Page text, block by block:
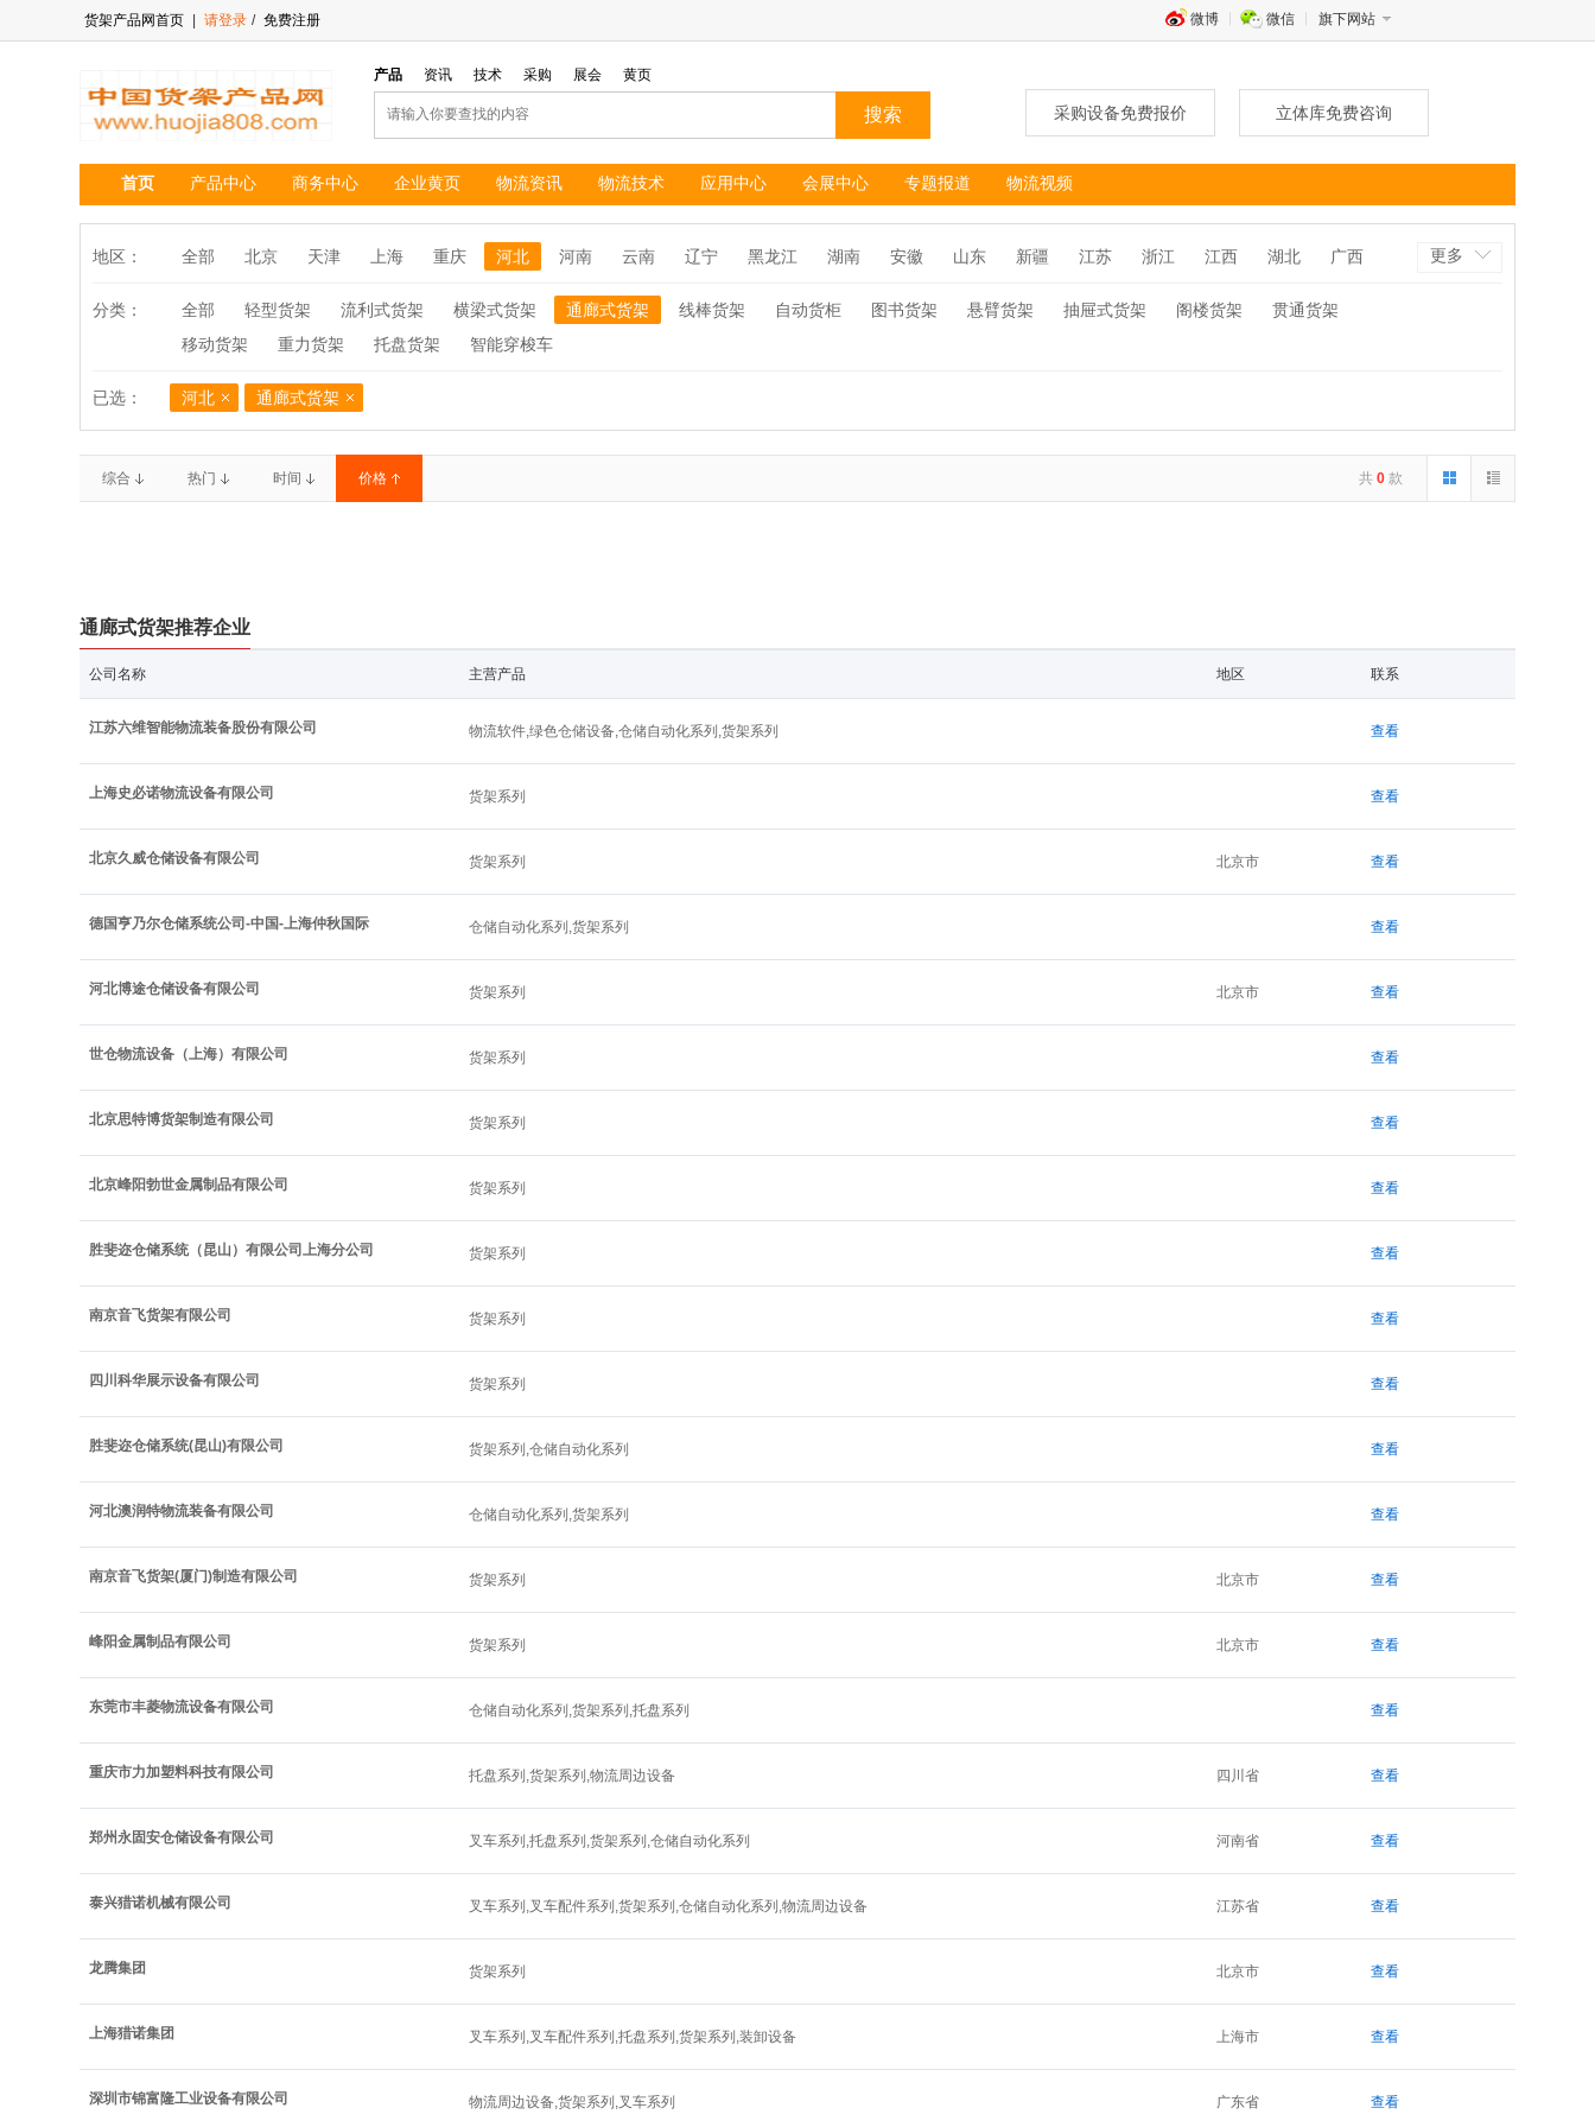
货架产品网首页 请登录 / 免费注册 微博 微信 旗下网站
产品 资讯 技术 采购 展会 黄页
立体库免费咨询
采购设备免费报价
首页 产品中心 商务中心 企业黄页 物流资讯 物流技术 应用中心 会展中心 专题报道 物流视频
地区： 全部 北京 天津 上海 重庆 河北 河南 云南 辽宁 黑龙江 湖南 安徽 山东 新疆 江苏 浙江 江西 湖北 广西 更多
分类： 全部 轻型货架 流利式货架 横梁式货架 通廊式货架 线棒货架 自动货柜 图书货架 悬臂货架 抽屉式货架 阁楼货架
贯通货架
移动货架
重力货架 托盘货架 智能穿梭车
已选： 河北 通廊式货架
共 0 款
综合 热门 时间 价格
通廊式货架推荐企业
公司名称 主营产品 地区 联系
江苏六维智能物流装备股份有限公司 物流软件,绿色仓储设备,仓储自动化系列,货架系列 查看
上海史必诺物流设备有限公司 货架系列 查看
北京久威仓储设备有限公司 货架系列 北京市 查看
德国亨乃尔仓储系统公司-中国-上海仲秋国际 仓储自动化系列,货架系列 查看
河北博途仓储设备有限公司 货架系列 北京市 查看
世仓物流设备（上海）有限公司 货架系列 查看
北京思特博货架制造有限公司 货架系列 查看
北京峰阳勃世金属制品有限公司 货架系列 查看
胜斐迩仓储系统（昆山）有限公司上海分公司 货架系列 查看
南京音飞货架有限公司 货架系列 查看
四川科华展示设备有限公司 货架系列 查看
胜斐迩仓储系统(昆山)有限公司 货架系列,仓储自动化系列 查看
河北澳润特物流装备有限公司 仓储自动化系列,货架系列 查看
南京音飞货架(厦门)制造有限公司 货架系列 北京市 查看
峰阳金属制品有限公司 货架系列 北京市 查看
东莞市丰菱物流设备有限公司 仓储自动化系列,货架系列,托盘系列 查看
重庆市力加塑料科技有限公司 托盘系列,货架系列,物流周边设备 四川省 查看
郑州永固安仓储设备有限公司 叉车系列,托盘系列,货架系列,仓储自动化系列 河南省 查看
泰兴猎诺机械有限公司 叉车系列,叉车配件系列,货架系列,仓储自动化系列,物流周边设备 江苏省 查看
龙腾集团 货架系列 北京市 查看
上海猎诺集团 叉车系列,叉车配件系列,托盘系列,货架系列,装卸设备 上海市 查看
深圳市锦富隆工业设备有限公司 物流周边设备,货架系列,叉车系列 广东省 查看